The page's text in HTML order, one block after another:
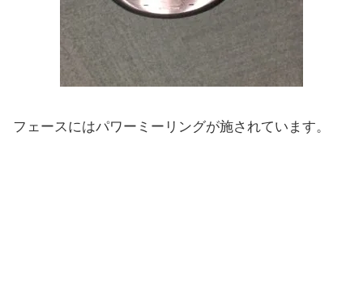
フェースにはパワーミーリングが施されています。